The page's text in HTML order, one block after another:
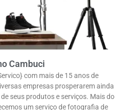
Cambuci
com mais de 15 anos de
empresas prosperarem ainda
seus produtos e serviços. Mais do
um serviço de fotografia de